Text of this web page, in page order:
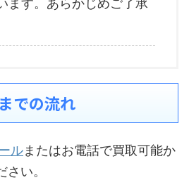
ます。あらかじめご了承
での流れ
ルまたはお電話で買取可能か
い。